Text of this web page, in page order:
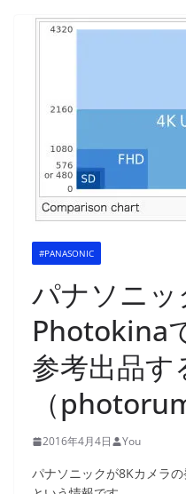
#PANASONIC
パナソニ
Photokina
参考出品す
（
2016年4月4日 You
パナソニックが8Kカメラ